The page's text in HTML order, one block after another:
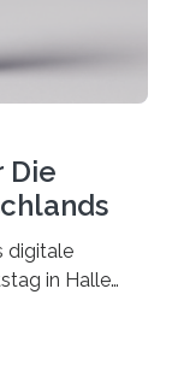
Die
digitale
in Halle